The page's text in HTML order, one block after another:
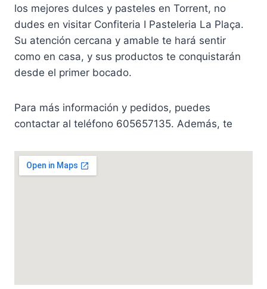
los mejores dulces y pasteles en Torrent, no
dudes en visitar Confiteria I Pasteleria La Plaça.
Su atención cercana y amable te hará sentir
como en casa, y sus productos te conquistarán
desde el primer bocado.
Para más información y pedidos, puedes
contactar al teléfono 605657135. Además, te